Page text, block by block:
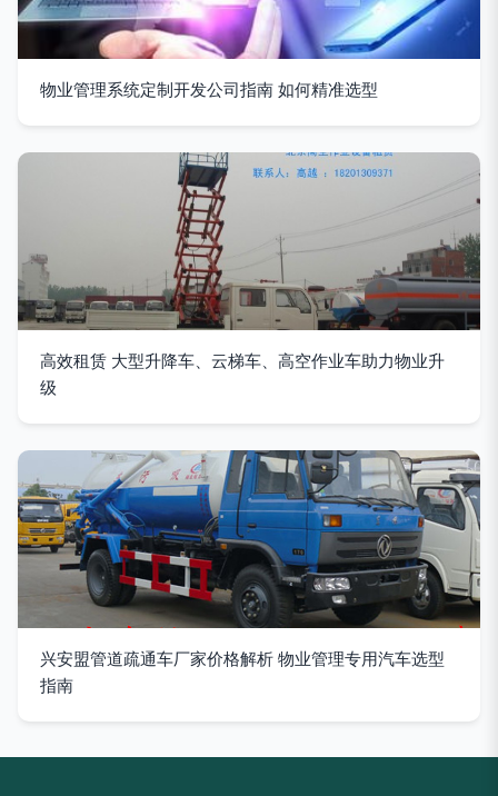
物业管理系统定制开发公司指南 如何精准选型
高效租赁 大型升降车、云梯车、高空作业车助力物业升
级
兴安盟管道疏通车厂家价格解析 物业管理专用汽车选型
指南